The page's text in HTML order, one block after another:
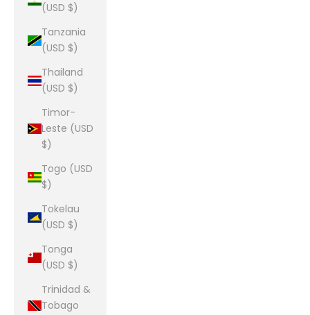
(USD $)
Tanzania
(USD $)
Thailand
(USD $)
Timor-
Leste (USD
$)
Togo (USD
$)
Tokelau
(USD $)
Tonga
(USD $)
Trinidad &
Tobago